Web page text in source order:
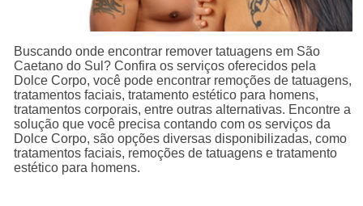
Buscando onde encontrar remover tatuagens em São
Caetano do Sul? Confira os serviços oferecidos pela
Dolce Corpo, você pode encontrar remoções de tatuagens,
tratamentos faciais, tratamento estético para homens,
tratamentos corporais, entre outras alternativas. Encontre a
solução que você precisa contando com os serviços da
Dolce Corpo, são opções diversas disponibilizadas, como
tratamentos faciais, remoções de tatuagens e tratamento
estético para homens.